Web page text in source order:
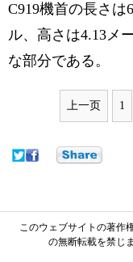
C919機首の長さは
ル、高さは4.13メ
な部分である。
上一页 1
このウェブサイトの著作
の無断転載を禁じ